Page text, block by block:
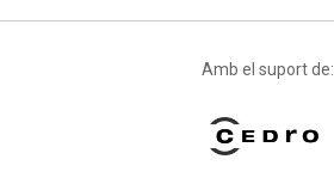
Amb el suport de: